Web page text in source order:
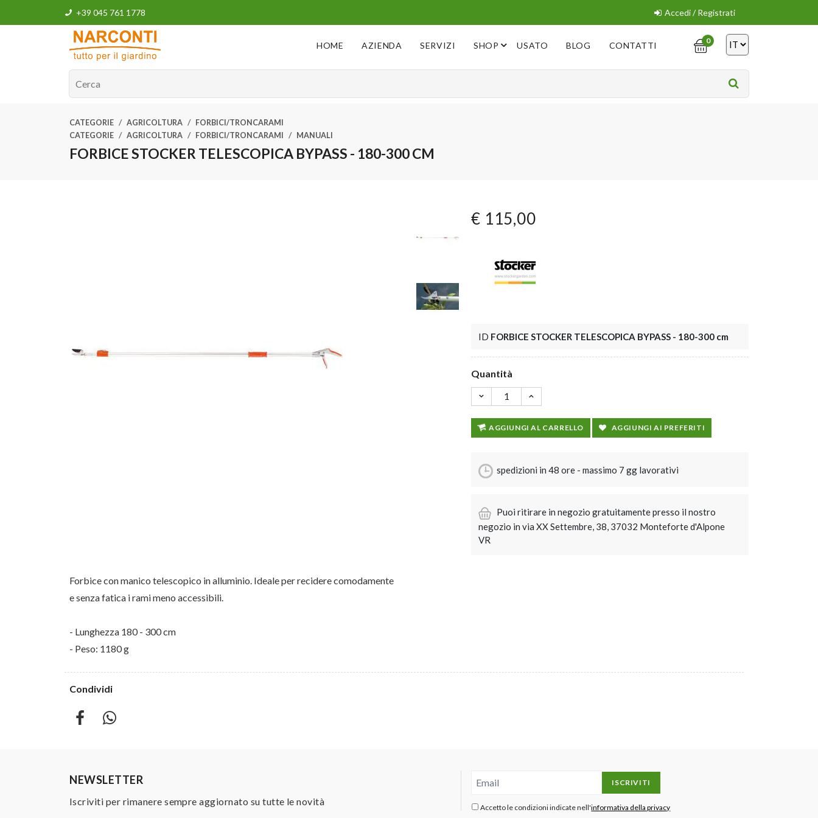
+39 045 761 1778 Accedi / Registrati
HOME AZIENDA SERVIZI SHOP USATO BLOG CONTATTI 0
CATEGORIE AGRICOLTURA
FORBICI/TRONCARAMI
CATEGORIE
AGRICOLTURA FORBICI/TRONCARAMI MANUALI
FORBICE STOCKER TELESCOPICA BYPASS - 180-300 CM
€ 115,00
ID FORBICE STOCKER TELESCOPICA BYPASS - 180-300 cm
Quantità
AGGIUNGI AL CARRELLO AGGIUNGI AI PREFERITI
spedizioni in 48 ore - massimo 7 gg lavorativi
Puoi ritirare in negozio gratuitamente presso il nostro
negozio in via XX Settembre, 38, 37032 Monteforte d'Alpone
VR
Forbice con manico telescopico in alluminio. Ideale per recidere comodamente
e senza fatica i rami meno accessibili.
- Lunghezza 180 - 300 cm
- Peso: 1180 g
Condividi
NEWSLETTER
Iscriviti per rimanere sempre aggiornato su tutte le novità
ISCRIVITI
Accetto le condizioni indicate nell'informativa della privacy